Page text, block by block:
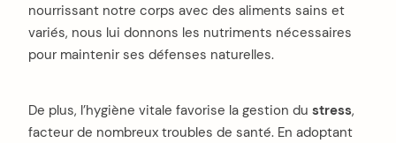
nourrissant notre corps avec des aliments sains et
variés, nous lui donnons les nutriments nécessaires
pour maintenir ses défenses naturelles.
De plus, l’hygiène vitale favorise la gestion du stress,
facteur de nombreux troubles de santé. En adoptant